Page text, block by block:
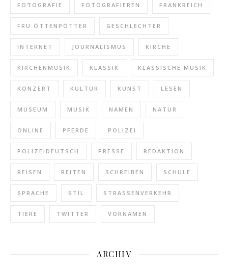
FOTOGRAFIE FOTOGRAFIEREN FRANKREICH
FRU ÖTTENPÖTTER GESCHLECHTER
INTERNET JOURNALISMUS KIRCHE
KIRCHENMUSIK KLASSIK KLASSISCHE MUSIK
KONZERT KULTUR KUNST LESEN
MUSEUM MUSIK NAMEN NATUR
ONLINE PFERDE POLIZEI
POLIZEIDEUTSCH PRESSE REDAKTION
REISEN REITEN SCHREIBEN SCHULE
SPRACHE STIL STRASSENVERKEHR
TIERE TWITTER VORNAMEN
ARCHIV